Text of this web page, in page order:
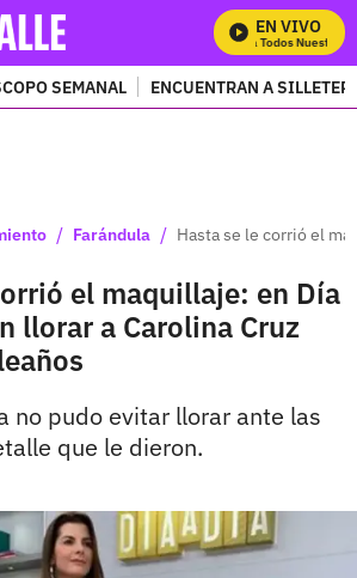
EN VIVO
Mira Todos Nuestros
SEMANAL ENCUENTRAN A
/ Farándula / Hasta se le corrió el
el maquillaje: en Día
llorar a Carolina Cruz
no pudo evitar llorar ante las
que le dieron.